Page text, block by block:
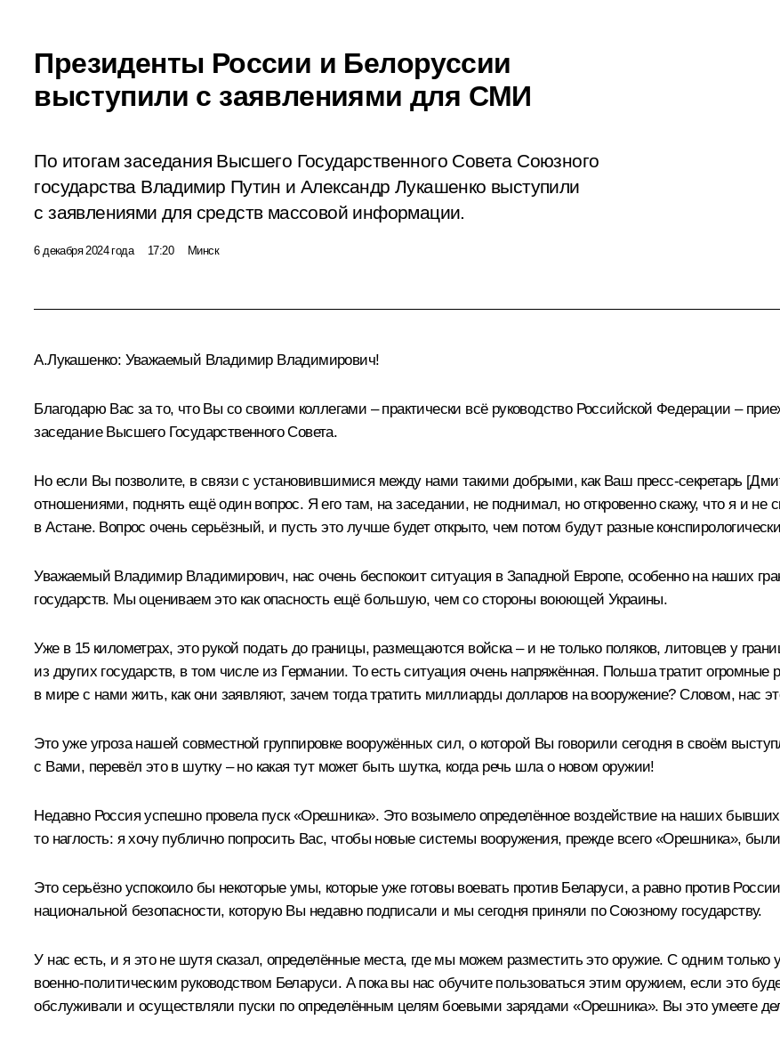
Президенты России и Белоруссии
выступили с заявлениями для СМИ
По итогам заседания Высшего Государственного Совета Союзного
государства Владимир Путин и Александр Лукашенко выступили
с заявлениями для средств массовой информации.
6 декабря 2024 года 17:20 Минск
А.Лукашенко: Уважаемый Владимир Владимирович!
Благодарю Вас за то, что Вы со своими коллегами – практически всё руководство Российской Федерации –
заседание Высшего Государственного Совета.
Но если Вы позволите, в связи с установившимися между нами такими добрыми, как Ваш пресс-секретарь
отношениями, поднять ещё один вопрос. Я его там, на заседании, не поднимал, но откровенно скажу, что я и
в Астане. Вопрос очень серьёзный, и пусть это лучше будет открыто, чем потом будут разные
Уважаемый Владимир Владимирович, нас очень беспокоит ситуация в Западной Европе, особенно на наших
государств. Мы оцениваем это как опасность ещё большую, чем со стороны воюющей Украины.
Уже в 15 километрах, это рукой подать до границы, размещаются войска – и не только поляков, литовцев у
из других государств, в том числе из Германии. То есть ситуация очень напряжённая. Польша тратит
в мире с нами жить, как они заявляют, зачем тогда тратить миллиарды долларов на вооружение? Словом, нас
Это уже угроза нашей совместной группировке вооружённых сил, о которой Вы говорили сегодня в своём
с Вами, перевёл это в шутку – но какая тут может быть шутка, когда речь шла о новом оружии!
Недавно Россия успешно провела пуск «Орешника». Это возымело определённое воздействие на наших
то наглость: я хочу публично попросить Вас, чтобы новые системы вооружения, прежде всего «Орешника»,
Это серьёзно успокоило бы некоторые умы, которые уже готовы воевать против Беларуси, а равно против
национальной безопасности, которую Вы недавно подписали и мы сегодня приняли по Союзному государству.
У нас есть, и я это не шутя сказал, определённые места, где мы можем разместить это оружие. С одним только
военно-политическим руководством Беларуси. А пока вы нас обучите пользоваться этим оружием, если это
обслуживали и осуществляли пуски по определённым целям боевыми зарядами «Орешника». Вы это умеете